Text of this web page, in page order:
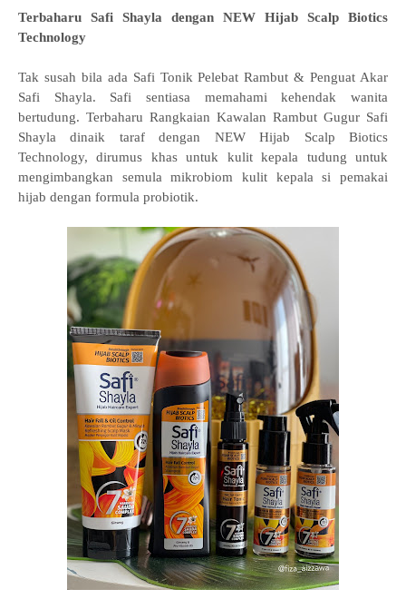
Terbaharu Safi Shayla dengan NEW Hijab Scalp Biotics
Technology
Tak susah bila ada Safi Tonik Pelebat Rambut & Penguat Akar
Safi Shayla. Safi sentiasa memahami kehendak wanita
bertudung. Terbaharu Rangkaian Kawalan Rambut Gugur Safi
Shayla dinaik taraf dengan NEW Hijab Scalp Biotics
Technology, dirumus khas untuk kulit kepala tudung untuk
mengimbangkan semula mikrobiom kulit kepala si pemakai
hijab dengan formula probiotik.